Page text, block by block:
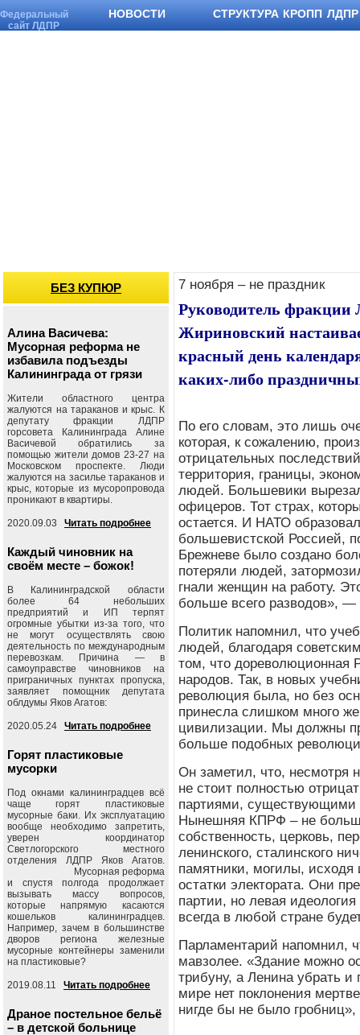
Федеральный
сайт ЛДПР
НОВОСТИ СТРУКТУРА КРОПП ЛДПР
7 ноября – не праздник
Руководитель
Жириновский
красный день
каких-либо
По его словам, это лишь
которая, к сожалению,
отрицательных
территория, границы,
людей. Большевики
офицеров. Тот страх,
остается. И НАТО
большевистской Россией,
Брежневе было создано
потеряли людей,
гнали женщин на работу.
больше всего разводов»,
Политик напомнил, что
людей, благодаря
том, что дореволюционная
народов. Так, в новых
революция была, но без
принесла слишком много
цивилизации. Мы должны
больше подобных
Он заметил, что, несмотря
не стоит полностью
партиями, существующими
Нынешняя КПРФ – не
собственность, церковь,
ленинского, сталинского
памятники, могилы, исходя
остатки электората. Они
партии, но левая
всегда в любой стране
Парламентарий напомнил,
мавзолее. «Здание можно
трибуну, а Ленина убрать
мире нет поклонения
нигде бы не было
БЕЗ КУПЮР
Алина Васичева:
Мусорная реформа не
избавила подъезды
Калининграда от грязи
Жители областного центра
жалуются на тараканов и крыс. К
депутату фракции ЛДПР
горсовета Калининграда Алине
Васичевой обратились за
помощью жители домов 23-27 на
Московском проспекте. Люди
жалуются на засилье тараканов и
крыс, которые из мусоропровода
проникают в квартиры.
2020.09.03 Читать подробнее
Каждый чиновник на
своём месте – божок!
В Калининградской области
более 64 небольших
предприятий и ИП терпят
огромные убытки из-за того, что
не могут осуществлять свою
деятельность по международным
перевозкам. Причина — в
самоуправстве чиновников на
приграничных пунктах пропуска,
заявляет помощник депутата
облдумы Яков Агатов:
2020.05.24 Читать подробнее
Горят пластиковые
мусорки
Под окнами калининградцев всё
чаще горят пластиковые
мусорные баки. Их эксплуатацию
вообще необходимо запретить,
уверен координатор
Светлогорского местного
отделения ЛДПР Яков Агатов.
Мусорная реформа
и спустя полгода продолжает
вызывать массу вопросов,
которые напрямую касаются
кошельков калининградцев.
Например, зачем в большинстве
дворов региона железные
мусорные контейнеры заменили
на пластиковые?
2019.08.11 Читать подробнее
Драное постельное бельё
– в детской больнице